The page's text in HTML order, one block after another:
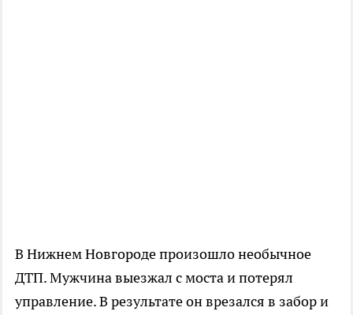
В Нижнем Новгороде произошло необычное
ДТП. Мужчина выезжал с моста и потерял
управление. В результате он врезался в забор и